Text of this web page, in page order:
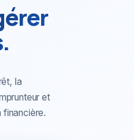
la
et
financière.